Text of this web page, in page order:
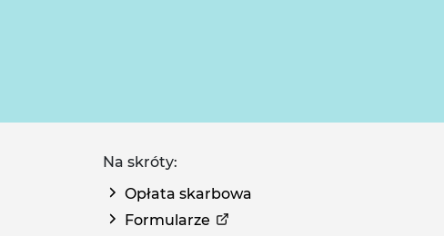
Na skróty:
Opłata skarbowa
Formularze